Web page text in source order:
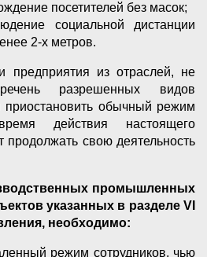
посетителей без масок;
социальной дистанции
2-х метров.
предприятия из отраслей, не
разрешенных видов
приостановить обычный режим
действия настоящего
продолжать свою деятельность
промышленных
указанных в разделе VI
необходимо:
режим сотрудников, чью